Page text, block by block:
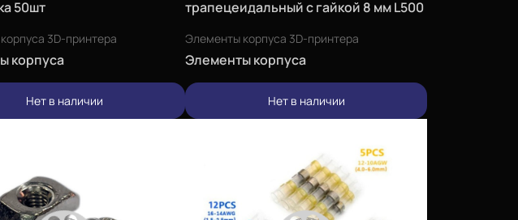
50шт
3D-принтера
корпуса
Нет в наличии
трапецеидальный с гайкой 8 мм L500
Элементы корпуса 3D-принтера
Элементы корпуса
Нет в наличии